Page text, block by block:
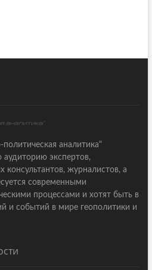
аналитика"
экспертов,
консультантов, журналистов, а
современными
процессами и хотят быть в
и событий в мире геополитики и